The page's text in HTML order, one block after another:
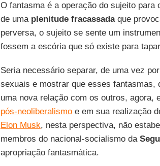
O fantasma é a operação do sujeito para
de uma plenitude fracassadaque
perversa, o sujeito se sente um
fossem a escória que só existe para
Seria necessário separar, de uma vez
sexuais e mostrar que esses fantasmas,
uma nova relação com os outros, agora,
pós-neoliberalismoe em sua realização
Elon Musk, nesta perspectiva, não
membros do nacional-socialismo da
apropriação fantasmática.